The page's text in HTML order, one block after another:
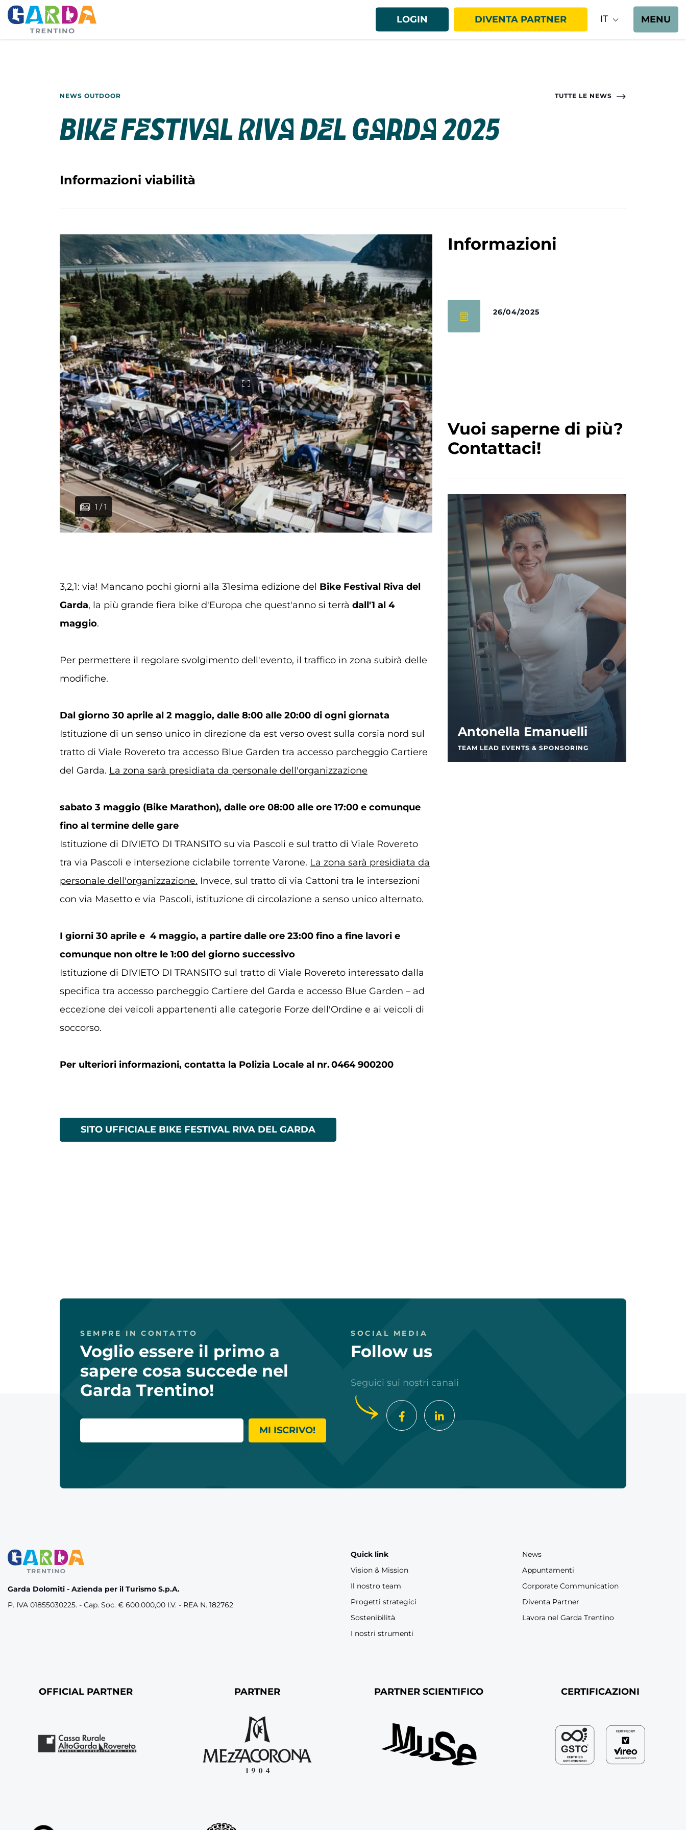
LOGIN DIVENTA PARTNER IT MENU
TUTTE LE NEWS
NEWS OUTDOOR
Bike Festival Riva del Garda 2025
Informazioni viabilità
1 / 1
3,2,1: via! Mancano pochi giorni alla 31esima edizione del Bike Festival Riva del
Garda, la più grande fiera bike d'Europa che quest'anno si terrà dall'1 al 4
maggio.
Per permettere il regolare svolgimento dell'evento, il traffico in zona subirà delle
modifiche.
Dal giorno 30 aprile al 2 maggio, dalle 8:00 alle 20:00 di ogni giornata
Istituzione di un senso unico in direzione da est verso ovest sulla corsia nord sul
tratto di Viale Rovereto tra accesso Blue Garden tra accesso parcheggio Cartiere
del Garda. La zona sarà presidiata da personale dell'organizzazione
sabato 3 maggio (Bike Marathon), dalle ore 08:00 alle ore 17:00 e comunque
fino al termine delle gare
Istituzione di DIVIETO DI TRANSITO su via Pascoli e sul tratto di Viale Rovereto
tra via Pascoli e intersezione ciclabile torrente Varone. La zona sarà presidiata da
personale dell'organizzazione. Invece, sul tratto di via Cattoni tra le intersezioni
con via Masetto e via Pascoli, istituzione di circolazione a senso unico alternato.
I giorni 30 aprile e 4 maggio, a partire dalle ore 23:00 fino a fine lavori e
comunque non oltre le 1:00 del giorno successivo
Istituzione di DIVIETO DI TRANSITO sul tratto di Viale Rovereto interessato dalla
specifica tra accesso parcheggio Cartiere del Garda e accesso Blue Garden – ad
eccezione dei veicoli appartenenti alle categorie Forze dell'Ordine e ai veicoli di
soccorso.
Per ulteriori informazioni, contatta la Polizia Locale al nr.0464 900200
SITO UFFICIALE BIKE FESTIVAL RIVA DEL GARDA
Informazioni
26/04/2025
Vuoi saperne di più?
Contattaci!
Antonella Emanuelli
TEAM LEAD EVENTS & SPONSORING
SEMPRE IN CONTATTO
Voglio essere il primo a
sapere cosa succede nel
Garda Trentino!
MI ISCRIVO!
SOCIAL MEDIA
Follow us
Seguici sui nostri canali
Garda Dolomiti - Azienda per il Turismo S.p.A.
P. IVA 01855030225. - Cap. Soc. € 600.000,00 I.V. - REA N. 182762
Quick link
Vision & Mission
Il nostro team
Progetti strategici
Sostenibilità
I nostri strumenti
News
Appuntamenti
Corporate Communication
Diventa Partner
Lavora nel Garda Trentino
OFFICIAL PARTNER PARTNER PARTNER SCIENTIFICO CERTIFICAZIONI